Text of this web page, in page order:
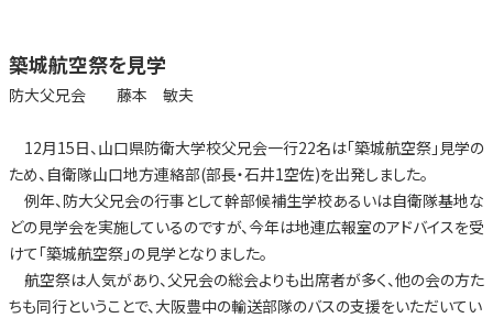
築城航空祭を見学
防大父兄会 藤本 敏夫
12月15日、山口県防衛大学校父兄会一行22名は「築城航空祭」見学の
ため、自衛隊山口地方連絡部(部長・石井1空佐)を出発しました。
例年、防大父兄会の行事として幹部候補生学校あるいは自衛隊基地な
どの見学会を実施しているのですが、今年は地連広報室のアドバイスを受
けて「築城航空祭」の見学となりました。
航空祭は人気があり、父兄会の総会よりも出席者が多く、他の会の方た
ちも同行ということで、大阪豊中の輸送部隊のバスの支援をいただいてい